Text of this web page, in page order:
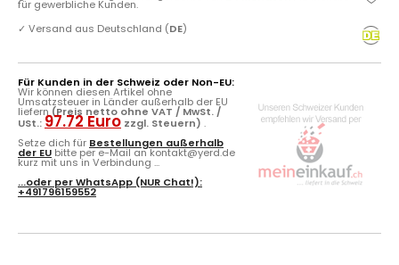
für gewerbliche Kunden.
✓ Versand aus Deutschland (DE)
Für Kunden in der Schweiz oder Non-EU:
Wir können diesen Artikel ohne
Umsatzsteuer in Länder außerhalb der EU
liefern(Preis netto ohne VAT / MwSt. /
USt.: 97.72 Euro zzgl. Steuern) .
Setze dich für Bestellungen außerhalb
der EU bitte per e-Mail an kontakt@yerd.de
kurz mit uns in Verbindung ...
...oder perWhatsApp (NUR Chat!):
+491796159552